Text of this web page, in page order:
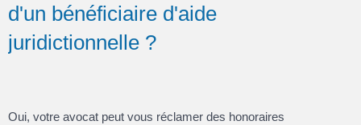
d'un bénéficiaire d'aide
juridictionnelle ?
Oui, votre avocat peut vous réclamer des honoraires